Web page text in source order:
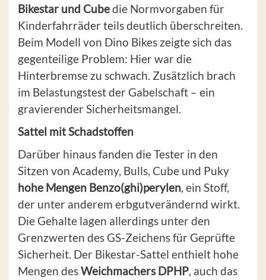
Bikestar und Cubedie Normvorgaben für
Kinderfahrräder teils deutlich überschreiten.
Beim Modell von Dino Bikes zeigte sich das
gegenteilige Problem: Hier war die
Hinterbremse zu schwach. Zusätzlich brach
im Belastungstest der Gabelschaft – ein
gravierender Sicherheitsmangel.
Sattel mit Schadstoffen
Darüber hinaus fanden die Tester in den
Sitzen von Academy, Bulls, Cube und Puky
hohe Mengen Benzo(ghi)perylen, ein Stoff,
der unter anderem erbgutverändernd wirkt.
Die Gehalte lagen allerdings unter den
Grenzwerten des GS-Zeichens für Geprüfte
Sicherheit. Der Bikestar-Sattel enthielt hohe
Mengen desWeichmachers DPHP, auch das